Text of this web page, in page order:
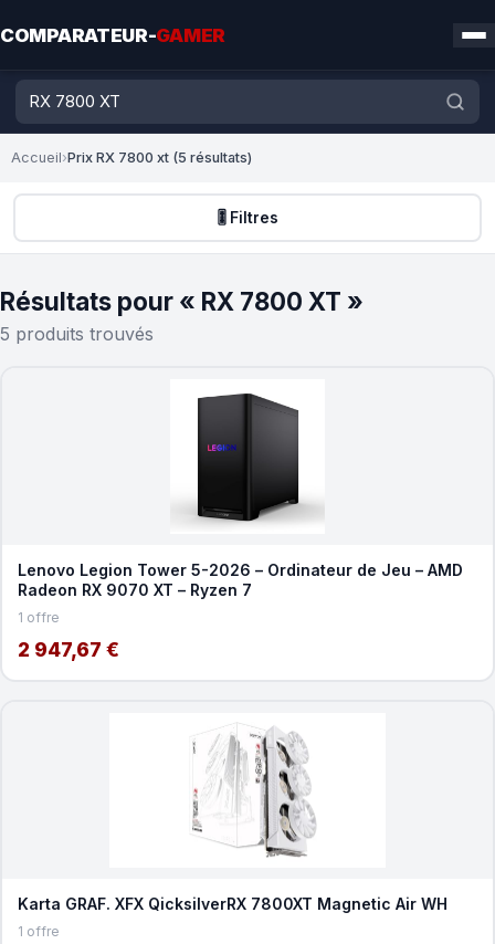
COMPARATEUR-GAMER
Accueil›Prix RX 7800 xt (5 résultats)
🎚️ Filtres
Résultats pour « RX 7800 XT »
5 produits trouvés
Lenovo Legion Tower 5-2026 – Ordinateur de Jeu – AMD
Radeon RX 9070 XT – Ryzen 7
1 offre
2 947,67 €
Karta GRAF. XFX QicksilverRX 7800XT Magnetic Air WH
1 offre